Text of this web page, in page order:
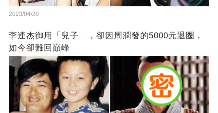
2023/04/20
李連杰御用「兒子」，卻因周潤發的5000元退圈，
如今卻難回巔峰